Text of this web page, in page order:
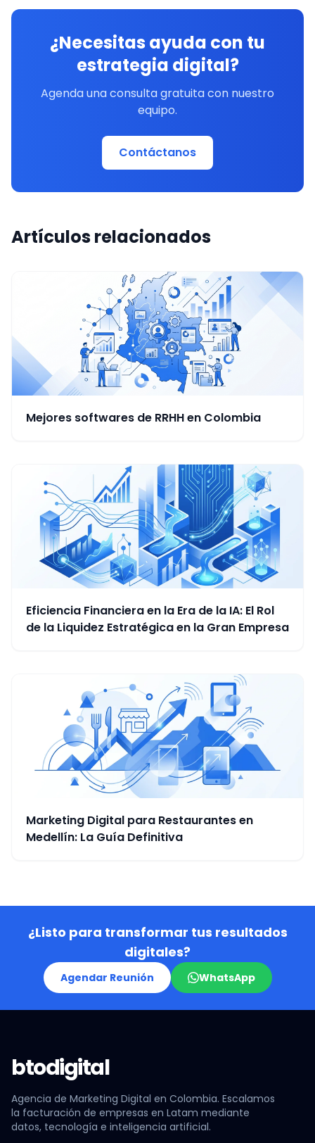
¿Necesitas ayuda con tu
estrategia digital?
Agenda una consulta gratuita con nuestro
equipo.
Contáctanos
Artículos relacionados
Mejores softwares de RRHH en Colombia
Eficiencia Financiera en la Era de la IA: El Rol
de la Liquidez Estratégica en la Gran Empresa
Marketing Digital para Restaurantes en
Medellín: La Guía Definitiva
¿Listo para transformar tus resultados
digitales?
Agendar Reunión WhatsApp
btodigital
Agencia de Marketing Digital en Colombia. Escalamos
la facturación de empresas en Latam mediante
datos, tecnología e inteligencia artificial.